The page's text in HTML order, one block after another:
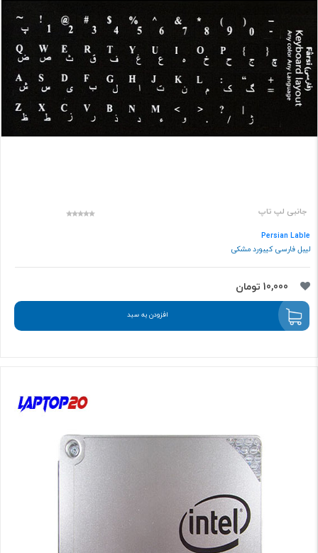
جانبی لپ تاپ
Persian Lable
لیبل فارسی کیبورد مشکی
10,000 تومان
افزودن به سبد